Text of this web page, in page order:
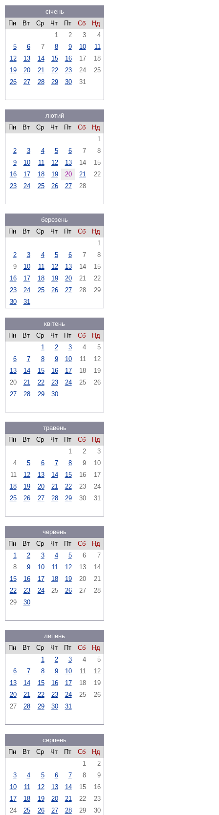
січень
Пн
Вт Ср Чт Пт Сб
Нд
1
2 3
4
5
6 7 8 9 10
11
12
13 14 15 16 17
18
19
20 21 22 23 24
25
26
27 28 29 30 31
лютий
Пн
Вт Ср Чт Пт Сб
Нд
1
2
3 4 5 6 7
8
9
10 11 12 13 14
15
16
17 18 19 20 21
22
23
24 25 26 27 28
березень
Пн
Вт Ср Чт Пт Сб
Нд
1
2
3 4 5 6 7
8
9
10 11 12 13 14
15
16
17 18 19 20 21
22
23
24 25 26 27 28
29
30
31
квітень
Пн
Вт Ср Чт Пт Сб
Нд
1
2 3 4
5
6
7 8 9 10 11
12
13
14 15 16 17 18
19
20
21 22 23 24 25
26
27
28 29 30
травень
Пн
Вт Ср Чт Пт Сб
Нд
1
2
3
4
5 6 7 8 9
10
11
12 13 14 15 16
17
18
19 20 21 22 23
24
25
26 27 28 29 30 31
червень
Пн
Вт Ср Чт Пт Сб
Нд
1
2 3 4 5 6
7
8
9 10 11 12 13
14
15
16 17 18 19 20
21
22
23 24 25 26 27
28
29
30
липень
Пн
Вт Ср Чт Пт Сб
Нд
1
2 3 4
5
6
7 8 9 10 11
12
13
14 15 16 17 18
19
20
21 22 23 24 25
26
27
28 29 30 31
серпень
Пн
Вт Ср Чт Пт Сб
Нд
1
2
3
4 5 6 7 8
9
10
11 12 13 14 15
16
17
18 19 20 21 22
23
24
25 26 27 28 29 30